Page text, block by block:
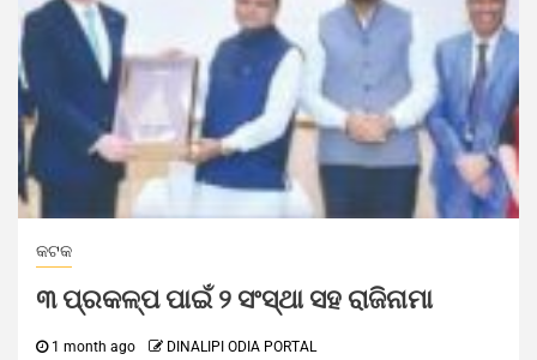
କଟକ
୩ ପ୍ରକଳ୍ପ ପାଇଁ ୨ ସଂସ୍ଥା ସହ ରାଜିନାମା
1 month ago DINALIPI ODIA PORTAL